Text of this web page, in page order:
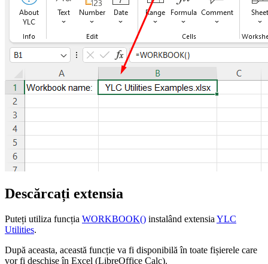
Descărcați extensia
Puteți utiliza funcția WORKBOOK() instalând extensia YLC
Utilities.
După aceasta, această funcție va fi disponibilă în toate fișierele care
vor fi deschise în Excel (LibreOffice Calc).